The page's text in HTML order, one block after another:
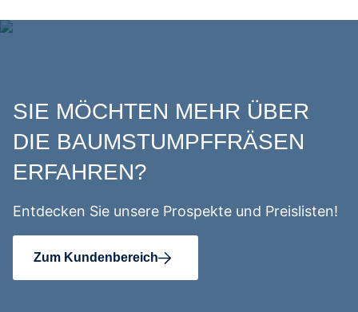
SIE MÖCHTEN MEHR ÜBER
DIE BAUMSTUMPFFRÄSEN
ERFAHREN?
Entdecken Sie unsere Prospekte und Preislisten!
Zum Kundenbereich